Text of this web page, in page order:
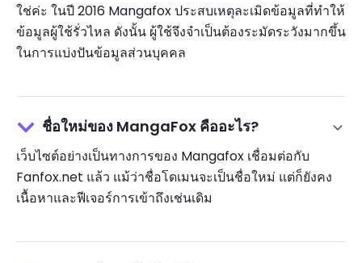
ใช่ค่ะ ในปี 2016 Mangafox ประสบเหตุละเมิดข้อมูลที่ทำให้
ข้อมูลผู้ใช้รั่วไหล ดังนั้น ผู้ใช้จึงจำเป็นต้องระมัดระวังมากขึ้น
ในการแบ่งปันข้อมูลส่วนบุคคล
ชื่อใหม่ของ MangaFox คืออะไร?
เว็บไซต์อย่างเป็นทางการของ Mangafox เชื่อมต่อกับ
Fanfox.net แล้ว แม้ว่าชื่อโดเมนจะเป็นชื่อใหม่ แต่ก็ยังคง
เนื้อหาและฟีเจอร์การเข้าถึงเช่นเดิม